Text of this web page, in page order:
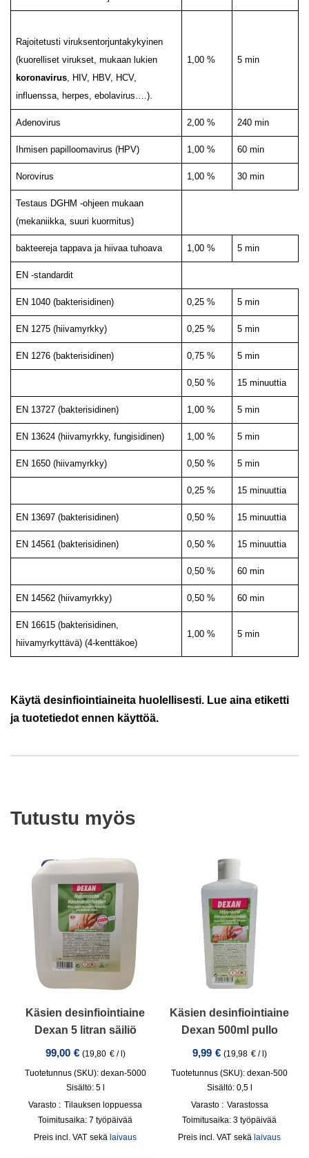
Rajoitetusti viruksentorjuntakykyinen
(kuorelliset virukset, mukaan lukien
koronavirus, HIV, HBV, HCV,
influenssa, herpes, ebolavirus….).
1,00 % 5 min
Adenovirus 2,00 % 240 min
Ihmisen papilloomavirus (HPV) 1,00 % 60 min
Norovirus 1,00 % 30 min
Testaus DGHM -ohjeen mukaan
(mekaniikka, suuri kuormitus)
bakteereja tappava ja hiivaa tuhoava 1,00 % 5 min
EN -standardit
EN 1040 (bakterisidinen) 0,25 % 5 min
EN 1275 (hiivamyrkky) 0,25 % 5 min
EN 1276 (bakterisidinen) 0,75 % 5 min
0,50 % 15 minuuttia
EN 13727 (bakterisidinen) 1,00 % 5 min
EN 13624 (hiivamyrkky, fungisidinen) 1,00 % 5 min
EN 1650 (hiivamyrkky) 0,50 % 5 min
0,25 % 15 minuuttia
EN 13697 (bakterisidinen) 0,50 % 15 minuuttia
EN 14561 (bakterisidinen) 0,50 % 15 minuuttia
0,50 % 60 min
EN 14562 (hiivamyrkky) 0,50 % 60 min
EN 16615 (bakterisidinen,
hiivamyrkyttävä) (4-kenttäkoe)
1,00 % 5 min
Käytä desinfiointiaineita huolellisesti. Lue aina etiketti
ja tuotetiedot ennen käyttöä.
Tutustu myös
Käsien desinfiointiaine
Dexan 5 litran säiliö
99,00 € (19,80 €/l)
Tuotetunnus (SKU): dexan-5000
Sisältö: 5
Varasto : Tilauksen loppuessa
Toimitusaika: 7 työpäivää
incl. VAT sekä laivaus
Käsien desinfiointiaine
Dexan 500ml pullo
9,99 € (19,98 €/l)
Tuotetunnus (SKU): dexan-500
Sisältö: 0,5
Varasto : Varastossa
Toimitusaika: 3 työpäivää
incl. VAT sekä laivaus